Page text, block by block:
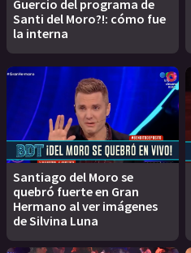
Guercio del programa de
Santi del Moro?!: cómo fue
la interna
Santiago del Moro se
quebró fuerte en Gran
Hermano al ver imágenes
de Silvina Luna